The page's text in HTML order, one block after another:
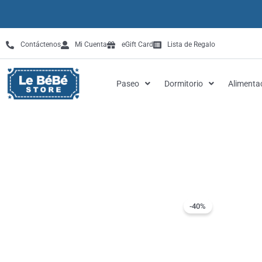
contenido
Contáctenos Mi Cuenta eGift Card Lista de Regalo
Paseo Dormitorio
-40%